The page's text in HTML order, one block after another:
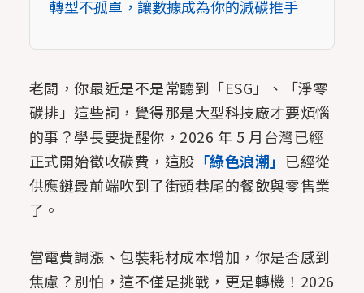
轉型不孤單，讓數據成為你的減碳推手
老闆，你最近是不是常聽到「ESG」、「淨零
碳排」這些詞，覺得那是大型科技廠才要煩惱
的事？學長要提醒你，2026 年 5 月台灣已經
正式開始徵收碳費，這股 「綠色浪潮」 已經從
供應鏈最前端吹到了街頭巷尾的餐飲與零售業
了。
當電費調漲、包裝耗材成本增加，你是否感到
焦慮？別怕，這不僅是挑戰，更是轉機！2026